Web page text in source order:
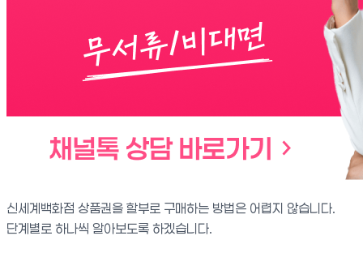
신세계백화점 상품권을 할부로 구매하는 방법은 어렵지 않습니다.
단계별로 하나씩 알아보도록 하겠습니다.